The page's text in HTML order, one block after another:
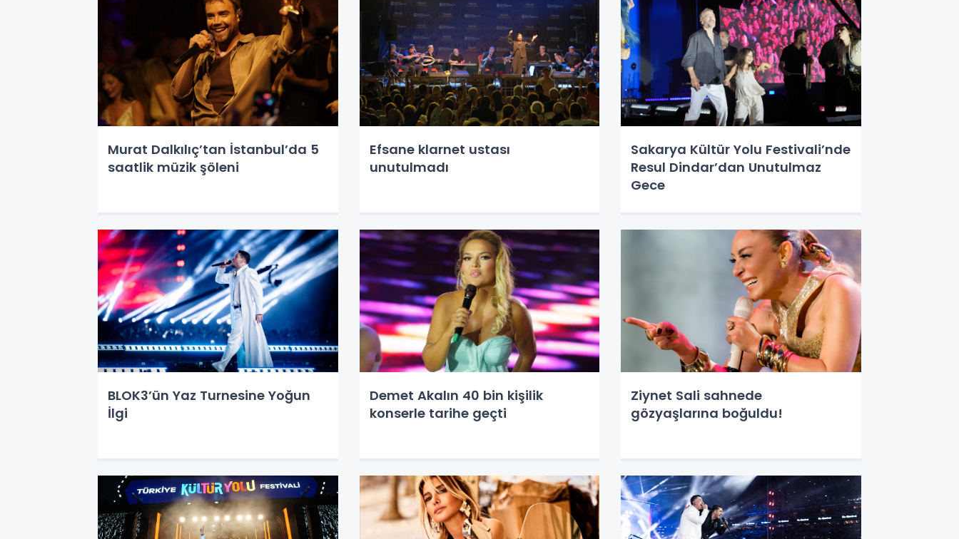
Murat Dalkılıç’tan İstanbul’da 5
saatlik müzik şöleni
Efsane klarnet ustası
unutulmadı
Sakarya Kültür Yolu Festivali’nde
Resul Dindar’dan Unutulmaz
Gece
BLOK3’ün Yaz Turnesine Yoğun
İlgi
Demet Akalın 40 bin kişilik
konserle tarihe geçti
Ziynet Sali sahnede
gözyaşlarına boğuldu!